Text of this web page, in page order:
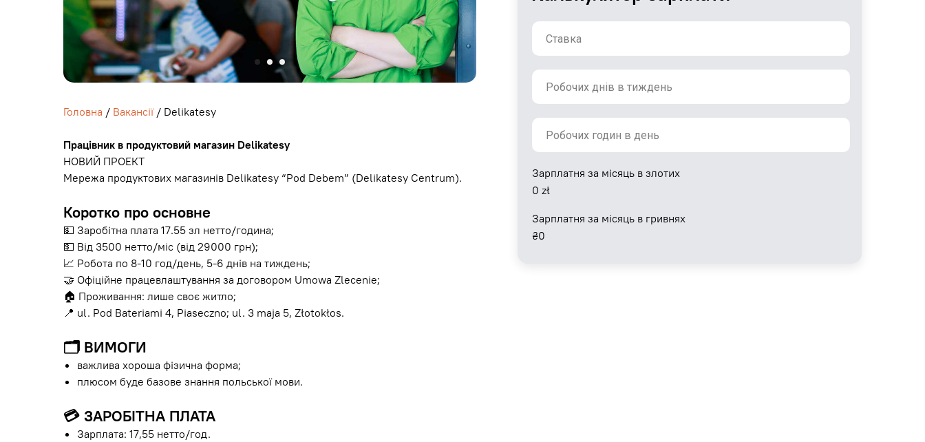
Зарплатня за місяць в злотих
0 zł
Зарплатня за місяць в гривнях
₴0
Головна / Вакансії/ Delikatesy
Працівник в продуктовий магазин Delikatesy
НОВИЙ ПРОЕКТ
Мережа продуктових магазинів Delikatesy “Pod Debem” (Delikatesy Centrum).
Коротко про основне
💵 Заробітна плата 17.55 зл нетто/година;
💵 Від 3500 нетто/міс (від 29000 грн);
📈 Робота по 8-10 год/день, 5-6 днів на тиждень;
🤝 Офіційне працевлаштування за договором Umowa Zlecenie;
🏠 Проживання: лише своє житло;
📍 ul. Pod Bateriami 4, Piaseczno; ul. 3 maja 5, Złotokłos.
🗂 ВИМОГИ
важлива хороша фізична форма;
плюсом буде базове знання польської мови.
💳 ЗАРОБІТНА ПЛАТА
Зарплата: 17,55 нетто/год.